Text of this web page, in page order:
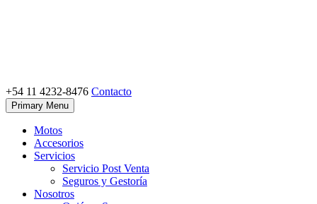
Motoshop Ezeiza
Motos y Accesorios
+54 11 4232-8476 Contacto
Primary Menu
Motos
Accesorios
Servicios
Servicio Post Venta
Seguros y Gestoría
Nosotros